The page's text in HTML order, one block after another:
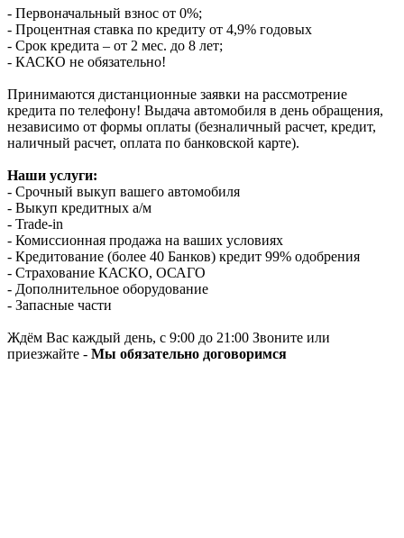
- Первоначальный взнос от 0%;
- Процентная ставка по кредиту от 4,9% годовых
- Срок кредита – от 2 мес. до 8 лет;
- КАСКО не обязательно!
Принимаются дистанционные заявки на рассмотрение
кредита по телефону! Выдача автомобиля в день обращения,
независимо от формы оплаты (безналичный расчет, кредит,
наличный расчет, оплата по банковской карте).
Наши услуги:
- Срочный выкуп вашего автомобиля
- Выкуп кредитных а/м
- Trade-in
- Комиссионная продажа на ваших условиях
- Кредитование (более 40 Банков) кредит 99% одобрения
- Страхование КАСКО, ОСАГО
- Дополнительное оборудование
- Запасные части
Ждём Вас каждый день, с 9:00 до 21:00 Звоните или
приезжайте - Мы обязательно договоримся